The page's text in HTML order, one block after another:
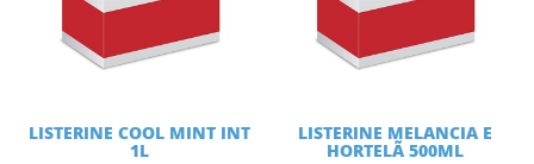
LISTERINE COOL MINT INT
1L
LISTERINE MELANCIA E
HORTELÃ 500ML